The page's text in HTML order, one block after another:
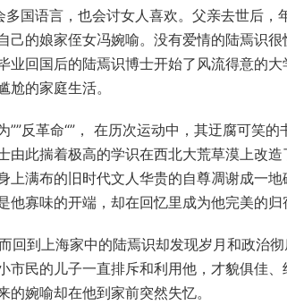
国语言，也会讨女人喜欢。父亲去世后，
的娘家侄女冯婉喻。没有爱情的陆焉识很
回国后的陆焉识博士开始了风流得意的大
的家庭生活。
反革命“”， 在历次运动中，其迂腐可笑的
此揣着极高的学识在西北大荒草漠上改造
满布的旧时代文人华贵的自尊凋谢成一地
寡味的开端，却在回忆里成为他完美的归
回到上海家中的陆焉识却发现岁月和政治
民的儿子一直排斥和利用他，才貌俱佳、
婉喻却在他到家前突然失忆。